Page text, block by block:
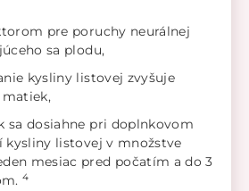
pre poruchy neurálnej
sa plodu,
kysliny listovej zvyšuje
sa dosiahne pri doplnkovom
kysliny listovej v množstve
mesiac pred počatím a do 3
4